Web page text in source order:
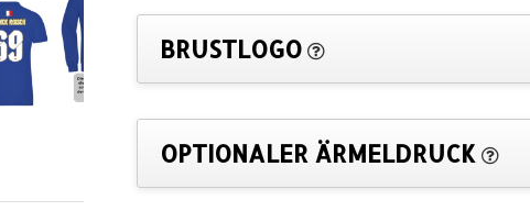
BRUSTLOGO
OPTIONALER ÄRMELDRUCK